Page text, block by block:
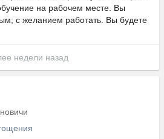
на рабочем месте. Вы
с желанием работать. Вы будете
недели назад